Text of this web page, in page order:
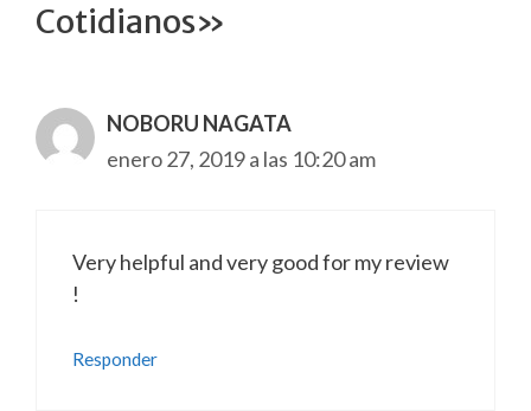
Cotidianos»
NOBORU NAGATA
enero 27, 2019 a las 10:20 am
Very helpful and very good for my review
!
Responder